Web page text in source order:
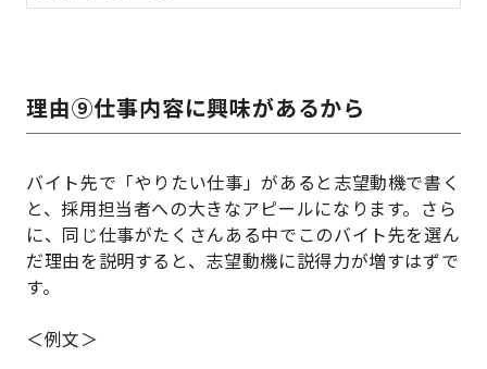
理由⑨仕事内容に興味があるから
バイト先で「やりたい仕事」があると志望動機で書く
と、採用担当者への大きなアピールになります。さら
に、同じ仕事がたくさんある中でこのバイト先を選ん
だ理由を説明すると、志望動機に説得力が増すはずで
す。
＜例文＞